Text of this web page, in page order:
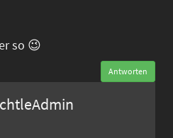
so 😉
Antworten